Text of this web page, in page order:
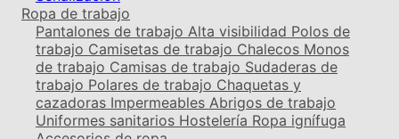
Ropa de trabajo
Pantalones de trabajo Alta visibilidad Polos de
trabajo Camisetas de trabajo Chalecos Monos
de trabajo Camisas de trabajo Sudaderas de
trabajo Polares de trabajo Chaquetas y
cazadoras Impermeables Abrigos de trabajo
Uniformes sanitarios Hostelería Ropa ignífuga